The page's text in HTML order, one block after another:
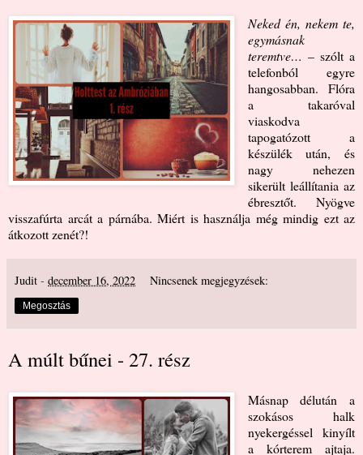
Neked én, nekem te,
egymásnak
teremtve… – szólt a
telefonból egyre
hangosabban. Flóra
a takaróval
viaskodva
tapogatózott a
készülék után, és
nagy nehezen
sikerült leállítania az
ébresztőt. Nyögve
visszafúrta arcát a párnába. Miért is használja még mindig ezt az
átkozott zenét?!
Judit - december 16, 2022 Nincsenek megjegyzések:
Megosztás
A múlt bűnei - 27. rész
Másnap délután a
szokásos halk
nyekergéssel kinyílt
a kórterem ajtaja.